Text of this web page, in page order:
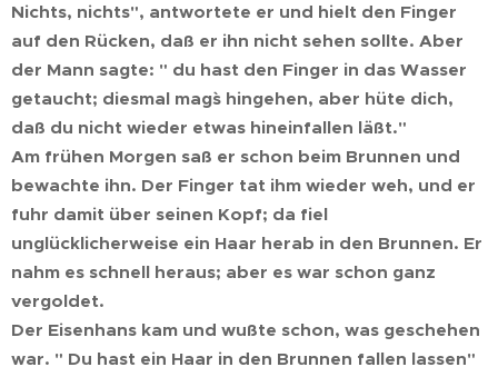
Nichts, nichts", antwortete er und hielt den Finger
auf den Rücken, daß er ihn nicht sehen sollte. Aber
der Mann sagte: " du hast den Finger in das Wasser
getaucht; diesmal mag`s hingehen, aber hüte dich,
daß du nicht wieder etwas hineinfallen läßt."
Am frühen Morgen saß er schon beim Brunnen und
bewachte ihn. Der Finger tat ihm wieder weh, und er
fuhr damit über seinen Kopf; da fiel
unglücklicherweise ein Haar herab in den Brunnen. Er
nahm es schnell heraus; aber es war schon ganz
vergoldet.
Der Eisenhans kam und wußte schon, was geschehen
war. " Du hast ein Haar in den Brunnen fallen lassen"